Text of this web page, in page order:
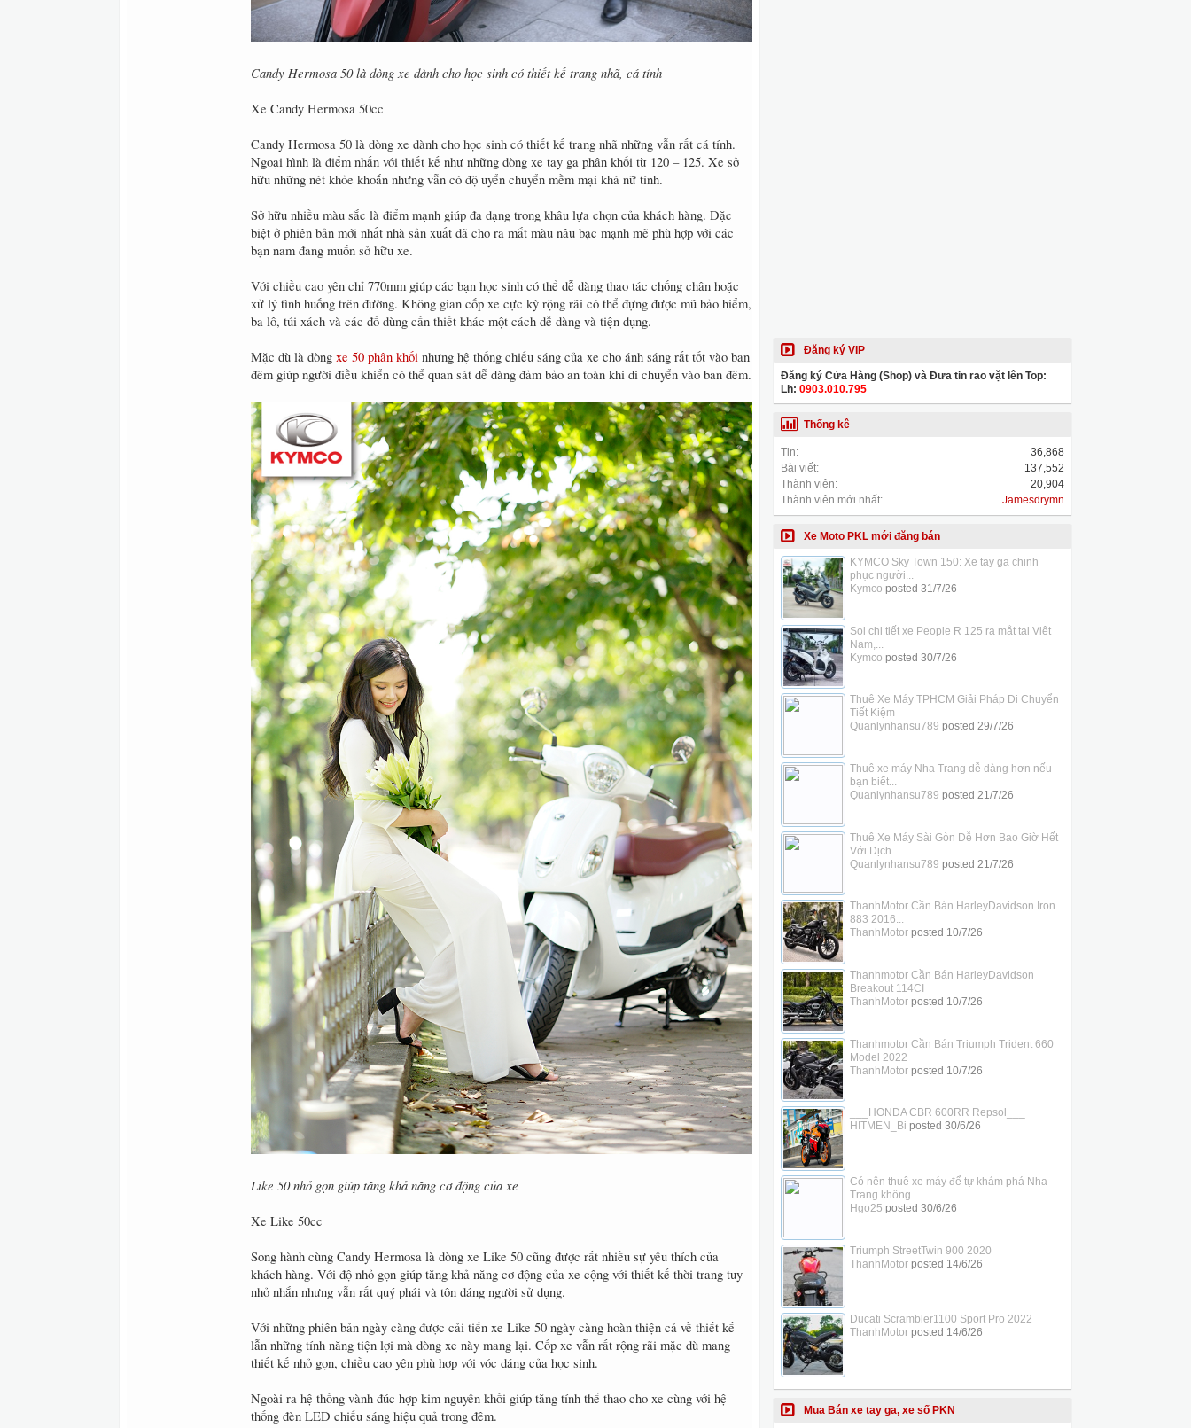
Candy Hermosa 50 là dòng xe dành cho học sinh có thiết kế trang nhã, cá tính
Xe Candy Hermosa 50cc
Candy Hermosa 50 là dòng xe dành cho học sinh có thiết kế trang nhã những vẫn rất cá tính.
Ngoại hình là điểm nhấn với thiết kế như những dòng xe tay ga phân khối từ 120 – 125. Xe sở
hữu những nét khỏe khoắn nhưng vẫn có độ uyển chuyển mềm mại khá nữ tính.
Sở hữu nhiều màu sắc là điểm mạnh giúp đa dạng trong khâu lựa chọn của khách hàng. Đặc
biệt ở phiên bản mới nhất nhà sản xuất đã cho ra mắt màu nâu bạc mạnh mẽ phù hợp với các
bạn nam đang muốn sở hữu xe.
Với chiều cao yên chỉ 770mm giúp các bạn học sinh có thể dễ dàng thao tác chống chân hoặc
xử lý tình huống trên đường. Không gian cốp xe cực kỳ rộng rãi có thể đựng được mũ bảo hiểm,
ba lô, túi xách và các đồ dùng cần thiết khác một cách dễ dàng và tiện dụng.
Mặc dù là dòng xe 50 phân khối nhưng hệ thống chiếu sáng của xe cho ánh sáng rất tốt vào ban
đêm giúp người điều khiển có thể quan sát dễ dàng đảm bảo an toàn khi di chuyển vào ban đêm.
Like 50 nhỏ gọn giúp tăng khả năng cơ động của xe
Xe Like 50cc
Song hành cùng Candy Hermosa là dòng xe Like 50 cũng được rất nhiều sự yêu thích của
khách hàng. Với độ nhỏ gọn giúp tăng khả năng cơ động của xe cộng với thiết kế thời trang tuy
nhỏ nhắn nhưng vẫn rất quý phái và tôn dáng người sử dụng.
Với những phiên bản ngày càng được cải tiến xe Like 50 ngày càng hoàn thiện cả về thiết kế
lẫn những tính năng tiện lợi mà dòng xe này mang lại. Cốp xe vẫn rất rộng rãi mặc dù mang
thiết kế nhỏ gọn, chiều cao yên phù hợp với vóc dáng của học sinh.
Ngoài ra hệ thống vành đúc hợp kim nguyên khối giúp tăng tính thể thao cho xe cùng với hệ
thống đèn LED chiếu sáng hiệu quả trong đêm.
Đăng ký VIP
Đăng ký Cửa Hàng (Shop) và Đưa tin rao vặt lên Top:
Lh: 0903.010.795
Thống kê
Tin:
36,868
Bài viết:
137,552
Thành viên:
20,904
Thành viên mới nhất:
Jamesdrymn
Xe Moto PKL mới đăng bán
KYMCO Sky Town 150: Xe tay ga chinh
phục người...
Kymco posted 31/7/26
Soi chi tiết xe People R 125 ra mắt tại Việt
Nam,...
Kymco posted 30/7/26
Thuê Xe Máy TPHCM Giải Pháp Di Chuyển
Tiết Kiệm
Quanlynhansu789 posted 29/7/26
Thuê xe máy Nha Trang dễ dàng hơn nếu
bạn biết...
Quanlynhansu789 posted 21/7/26
Thuê Xe Máy Sài Gòn Dễ Hơn Bao Giờ Hết
Với Dịch...
Quanlynhansu789 posted 21/7/26
ThanhMotor Cần Bán HarleyDavidson Iron
883 2016...
ThanhMotorposted 10/7/26
Thanhmotor Cần Bán HarleyDavidson
Breakout 114CI
ThanhMotorposted 10/7/26
Thanhmotor Cần Bán Triumph Trident 660
Model 2022
ThanhMotorposted 10/7/26
___HONDA CBR 600RR Repsol___
HITMEN_Bi posted 30/6/26
Có nên thuê xe máy để tự khám phá Nha
Trang không
Hgo25 posted 30/6/26
Triumph StreetTwin 900 2020
ThanhMotorposted 14/6/26
Ducati Scrambler1100 Sport Pro 2022
ThanhMotorposted 14/6/26
Mua Bán xe tay ga, xe số PKN